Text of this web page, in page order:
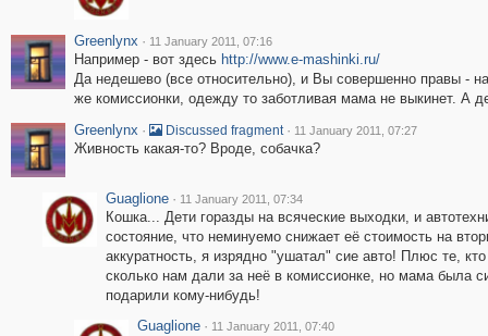
Greenlynx · 11 January 2011, 07:16
Например - вот здесь http://www.e-mashinki.ru/
Да недешево (все относительно), и Вы совершенно правы -
же комиссионки, одежду то заботливая мама не выкинет. А
Greenlynx · Discussed fragment · 11 January 2011, 07:27
Живность какая-то? Вроде, собачка?
Guaglione · 11 January 2011, 07:34
Кошка... Дети горазды на всяческие выходки, и
состояние, что неминуемо снижает её стоимость на
аккуратность, я изрядно "ушатал" сие авто! Плюс те,
сколько нам дали за неё в комиссионке, но мама была
подарили кому-нибудь!
Guaglione · 11 January 2011, 07:40